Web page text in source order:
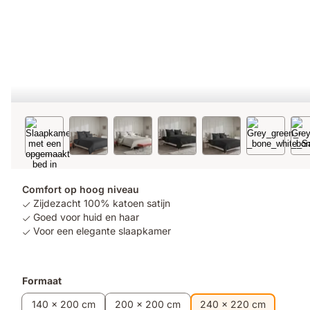
Comfort op hoog niveau
Zijdezacht 100% katoen satijn
Goed voor huid en haar
Voor een elegante slaapkamer
Formaat
140 x 200 cm
200 x 200 cm 240 x 220 cm